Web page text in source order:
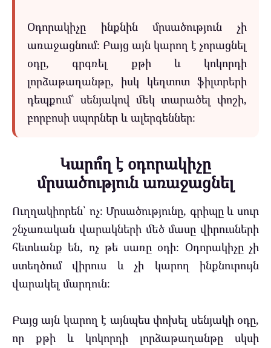
Օդորակիչը ինքնին մրսածություն չի
առաջացնում։ Բայց այն կարող է չորացնել
օդը, գրգռել քթի և կոկորդի
լորձաթաղանթը, իսկ կեղտոտ ֆիլտրերի
դեպքում՝ սենյակով մեկ տարածել փոշի,
բորբոսի սպորներ և ալերգեններ։
Կարո՞ղ է օդորակիչը
մրսածություն առաջացնել
Ուղղակիորեն՝ ոչ։ Մրսածությունը, գրիպը և սուր
շնչառական վարակների մեծ մասը վիրուսների
հետևանք են, ոչ թե սառը օդի։ Օդորակիչը չի
ստեղծում վիրուս և չի կարող ինքնուրույն
վարակել մարդուն։
Բայց այն կարող է այնպես փոխել սենյակի օդը,
որ քթի և կոկորդի լորձաթաղանթը սկսի